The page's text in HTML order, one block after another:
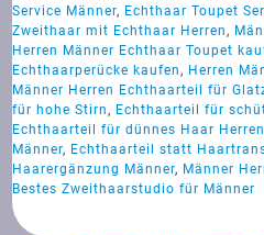
Service Männer, Echthaar Toupet
Zweithaar mit Echthaar Herren,
Herren Männer Echthaar Toupet
Echthaarperücke kaufen, Herren
Männer Herren Echthaarteil für
für hohe Stirn, Echthaarteil für
Echthaarteil für dünnes Haar
Männer, Echthaarteil statt
Haarergänzung Männer, Männer
Bestes Zweithaarstudio für Männer